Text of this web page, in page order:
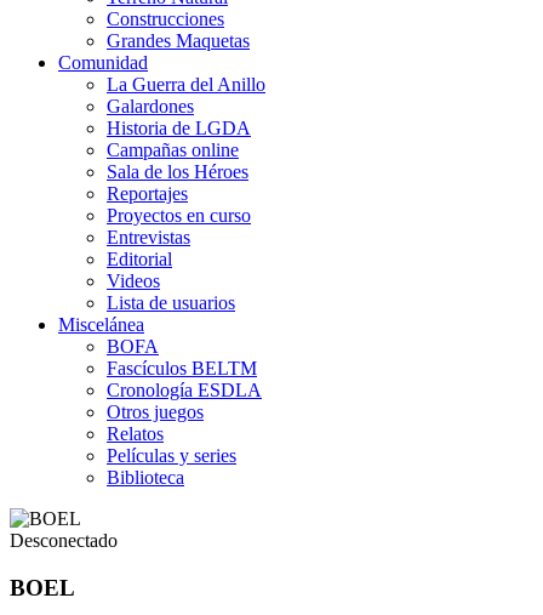
Construcciones
Grandes Maquetas
Comunidad
La Guerra del Anillo
Galardones
Historia de LGDA
Campañas online
Sala de los Héroes
Reportajes
Proyectos en curso
Entrevistas
Editorial
Videos
Lista de usuarios
Miscelánea
BOFA
Fascículos BELTM
Cronología ESDLA
Otros juegos
Relatos
Películas y series
Biblioteca
Desconectado
BOEL